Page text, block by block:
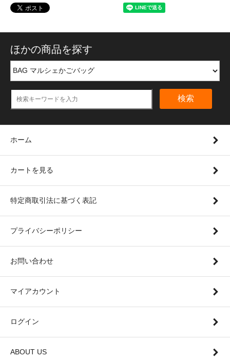
ほかの商品を探す
検索
ホーム
カートを見る
特定商取引法に基づく表記
プライバシーポリシー
お問い合わせ
マイアカウント
ログイン
ABOUT US